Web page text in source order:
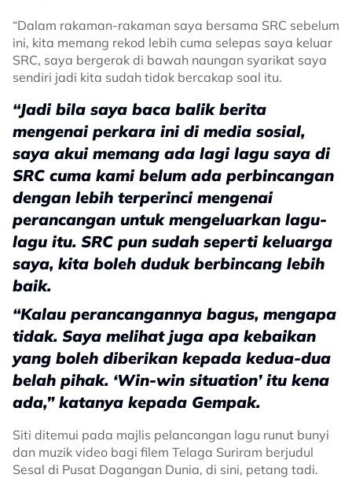
“Dalam rakaman-rakaman saya bersama SRC sebelum
ini, kita memang rekod lebih cuma selepas saya keluar
SRC, saya bergerak di bawah naungan syarikat saya
sendiri jadi kita sudah tidak bercakap soal itu.
“Jadi bila saya baca balik berita
mengenai perkara ini di media sosial,
saya akui memang ada lagi lagu saya di
SRC cuma kami belum ada perbincangan
dengan lebih terperinci mengenai
perancangan untuk mengeluarkan lagu-
lagu itu. SRC pun sudah seperti keluarga
saya, kita boleh duduk berbincang lebih
baik.
“Kalau perancangannya bagus, mengapa
tidak. Saya melihat juga apa kebaikan
yang boleh diberikan kepada kedua-dua
belah pihak. ‘Win-win situation’ itu kena
ada,” katanya kepada Gempak.
Siti ditemui pada majlis pelancangan lagu runut bunyi
dan muzik video bagi filem Telaga Suriram berjudul
Sesal di Pusat Dagangan Dunia, di sini, petang tadi.